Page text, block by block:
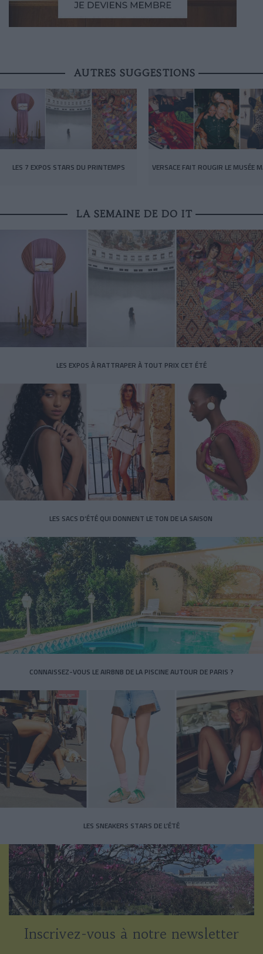
AUTRES SUGGESTIONS
LES 7 EXPOS STARS DU PRINTEMPS VERSACE FAIT ROUGIR LE MUSÉE
LA SEMAINE DE DO IT
LES EXPOS À RATTRAPER À TOUT PRIX CET ÉTÉ
LES SACS D’ÉTÉ QUI DONNENT LE TON DE LA SAISON
CONNAISSEZ-VOUS LE AIRBNB DE LA PISCINE AUTOUR DE PARIS ?
LES SNEAKERS STARS DE L’ÉTÉ
Inscrivez-vous à notre newsletter